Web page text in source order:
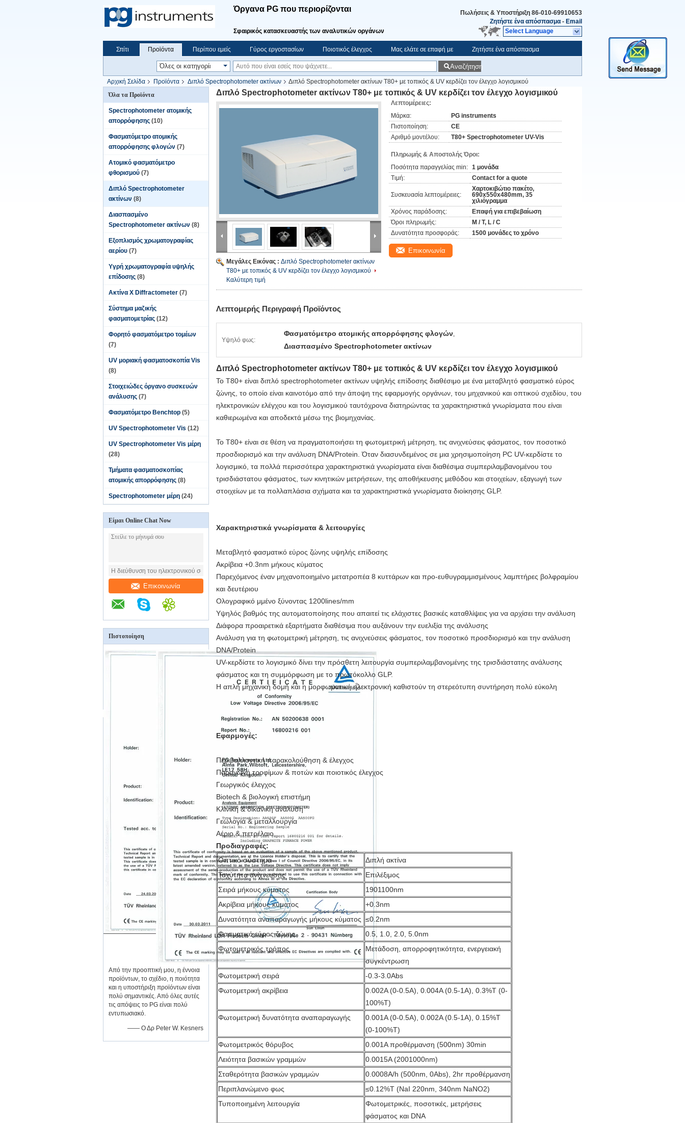
Όργανα PG που περιορίζονται
Σφαιρικός κατασκευαστής των αναλυτικών οργάνων
Πωλήσεις & Υποστήριξη 86-010-69910653
Ζητήστε ένα απόσπασμα - Email
Select Language
Σπίτι Προϊόντα Περίπου εμείς Γύρος εργοστασίων Ποιοτικός έλεγχος Μας ελάτε σε επαφή με Ζητήστε ένα απόσπασμα
Αναζήτηση
Αρχική Σελίδα Προϊόντα Διπλό Spectrophotometer ακτίνων
Διπλό Spectrophotometer ακτίνων T80+ με τοπικός & UV κερδίζει τον έλεγχο λογισμικού
Όλα τα Προϊόντα
Spectrophotometer ατομικής
απορρόφησης (10)
Φασματόμετρο ατομικής
απορρόφησης φλογών (7)
Ατομικό φασματόμετρο
φθορισμού (7)
Διπλό Spectrophotometer
ακτίνων (8)
Διασπασμένο
Spectrophotometer ακτίνων (8)
Εξοπλισμός χρωματογραφίας
αερίου (7)
Υγρή χρωματογραφία υψηλής
επίδοσης (8)
Ακτίνα X Diffractometer (7)
Σύστημα μαζικής
φασματομετρίας (12)
Φορητό φασματόμετρο τομέων
(7)
UV μοριακή φασματοσκοπία Vis
(8)
Στοιχειώδες όργανο συσκευών
ανάλυσης (7)
Φασματόμετρο Benchtop (5)
UV Spectrophotometer Vis (12)
UV Spectrophotometer Vis μέρη
(28)
Τμήματα φασματοσκοπίας
ατομικής απορρόφησης (8)
Spectrophotometer μέρη (24)
Είμαι Online Chat Now
Επικοινωνία
Πιστοποίηση
Από την προοπτική μου, η έννοια
προϊόντων, το σχέδιο, η ποιότητα
και η υποστήριξη προϊόντων είναι
πολύ σημαντικές. Από όλες αυτές
τις απόψεις το PG είναι πολύ
εντυπωσιακό.
—— Ο Δρ Peter W. Kesners
Διπλό Spectrophotometer ακτίνων T80+ με τοπικός & UV κερδίζει τον έλεγχο λογισμικού
Μεγάλες Εικόνας : Διπλό Spectrophotometer ακτίνων
T80+ με τοπικός & UV κερδίζει τον έλεγχο λογισμικού
Καλύτερη τιμή
Λεπτομέρειες:
Μάρκα:
PG instruments
Πιστοποίηση:
CE
Αριθμό μοντέλου:
T80+ Spectrophotometer UV-Vis
Πληρωμής & Αποστολής Όροι:
Ποσότητα παραγγελίας min: 1 μονάδα
Τιμή:
Contact for a quote
Συσκευασία λεπτομέρειες:
Χαρτοκιβώτιο πακέτο,
690x550x480mm, 35
χιλιόγραμμα
Χρόνος παράδοσης:
Επαφή για επιβεβαίωση
Όροι πληρωμής:
Μ / Τ, L / C
Δυνατότητα προσφοράς:
1500 μονάδες το χρόνο
Επικοινωνία
Λεπτομερής Περιγραφή Προϊόντος
Υψηλό φως:
Φασματόμετρο ατομικής απορρόφησης φλογών,
Διασπασμένο Spectrophotometer ακτίνων
Διπλό Spectrophotometer ακτίνων T80+ με τοπικός & UV κερδίζει τον έλεγχο λογισμικού
Το T80+ είναι διπλό spectrophotometer ακτίνων υψηλής επίδοσης διαθέσιμο με ένα μεταβλητό φασματικό εύρος
ζώνης, το οποίο είναι καινοτόμο από την άποψη της εφαρμογής οργάνων, του μηχανικού και οπτικού σχεδίου, του
ηλεκτρονικών ελέγχου και του λογισμικού ταυτόχρονα διατηρώντας τα χαρακτηριστικά γνωρίσματα που είναι
καθιερωμένα και αποδεκτά μέσω της βιομηχανίας.
Το T80+ είναι σε θέση να πραγματοποιήσει τη φωτομετρική μέτρηση, τις ανιχνεύσεις φάσματος, τον ποσοτικό
προσδιορισμό και την ανάλυση DNA/Protein. Όταν διασυνδεμένος σε μια χρησιμοποίηση PC UV-κερδίστε το
λογισμικό, τα πολλά περισσότερα χαρακτηριστικά γνωρίσματα είναι διαθέσιμα συμπεριλαμβανομένου του
τρισδιάστατου φάσματος, των κινητικών μετρήσεων, της αποθήκευσης μεθόδου και στοιχείων, εξαγωγή των
στοιχείων με τα πολλαπλάσια σχήματα και τα χαρακτηριστικά γνωρίσματα διοίκησης GLP.
Χαρακτηριστικά γνωρίσματα & λειτουργίες
Μεταβλητό φασματικό εύρος ζώνης υψηλής επίδοσης
Ακρίβεια +0.3nm μήκους κύματος
Παρεχόμενος έναν μηχανοποιημένο μετατροπέα 8 κυττάρων και προ-ευθυγραμμισμένους λαμπτήρες βολφραμίου
και δευτέριου
Ολογραφικό μμένο ξύνοντας 1200lines/mm
Υψηλός βαθμός της αυτοματοποίησης που απαιτεί τις ελάχιστες βασικές καταθλίψεις για να αρχίσει την ανάλυση
Διάφορα προαιρετικά εξαρτήματα διαθέσιμα που αυξάνουν την ευελιξία της ανάλυσης
Ανάλυση για τη φωτομετρική μέτρηση, τις ανιχνεύσεις φάσματος, τον ποσοτικό προσδιορισμό και την ανάλυση
DNA/Protein
UV-κερδίστε το λογισμικό δίνει την πρόσθετη λειτουργία συμπεριλαμβανομένης της τρισδιάστατης ανάλυσης
φάσματος και τη συμμόρφωση με το πρωτόκολλο GLP.
Η απλή μηχανική δομή και η μορφωματική ηλεκτρονική καθιστούν τη στερεότυπη συντήρηση πολύ εύκολη
Εφαρμογές:
Περιβαλλοντική παρακολούθηση & έλεγχος
Παραγωγή τροφίμων & ποτών και ποιοτικός έλεγχος
Γεωργικός έλεγχος
Biotech & βιολογική επιστήμη
Κλινική & δικανική ανάλυση
Γεωλογία & μεταλλουργία
Αέριο & πετρέλαιο
Προδιαγραφές:
Οπτικό σύστημα
Διπλή ακτίνα
Ταχύτητα ανίχνευσης
Επιλέξιμος
Σειρά μήκους κύματος
1901100nm
Ακρίβεια μήκους κύματος
+0.3nm
Δυνατότητα αναπαραγωγής μήκους κύματος ≤0.2nm
Φασματικό εύρος ζώνης
0.5, 1.0, 2.0, 5.0nm
Φωτομετρικός τρόπος
Μετάδοση, απορροφητικότητα, ενεργειακή
συγκέντρωση
Φωτομετρική σειρά
-0.3-3.0Abs
Φωτομετρική ακρίβεια
0.002A (0-0.5A), 0.004A (0.5-1A), 0.3%T (0-
100%T)
Φωτομετρική δυνατότητα αναπαραγωγής
0.001A (0-0.5A), 0.002A (0.5-1A), 0.15%T
(0-100%T)
Φωτομετρικός θόρυβος
0.001A προθέρμανση (500nm) 30min
Λειότητα βασικών γραμμών
0.0015A (2001000nm)
Σταθερότητα βασικών γραμμών
0.0008A/h (500nm, 0Abs), 2hr προθέρμανση
Περιπλανώμενο φως
≤0.12%T (NaI 220nm, 340nm NaNO2)
Τυποποιημένη λειτουργία
Φωτομετρικές, ποσοτικές, μετρήσεις
φάσματος και DNA